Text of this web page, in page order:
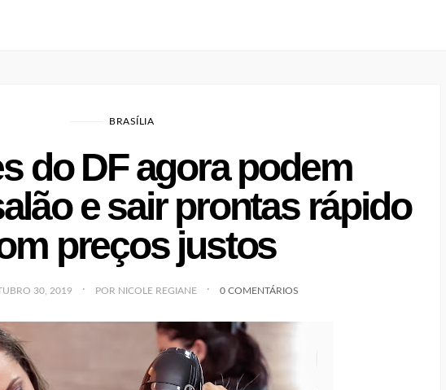
BRASÍLIA
do DF agora podem
e sair prontas rápido
preços justos
30, 2019 POR NICOLE REGIANE 0 COMENTÁRIOS